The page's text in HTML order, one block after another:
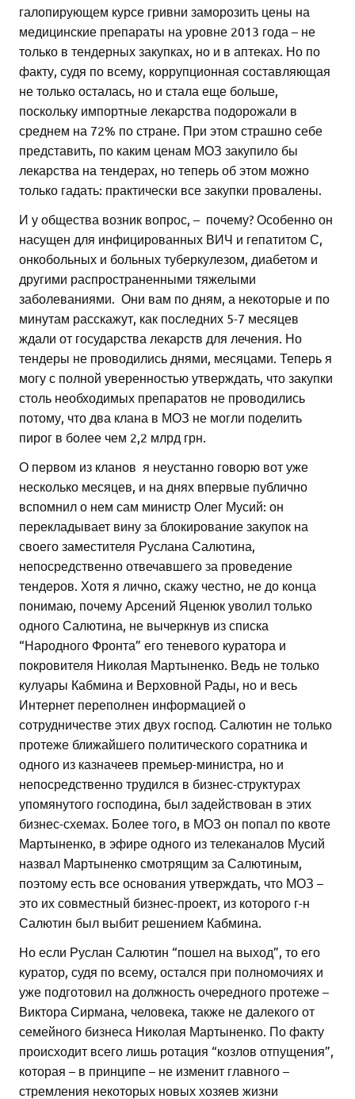
галопирующем курсе гривни заморозить цены на
медицинские препараты на уровне 2013 года – не
только в тендерных закупках, но и в аптеках. Но по
факту, судя по всему, коррупционная составляющая
не только осталась, но и стала еще больше,
поскольку импортные лекарства подорожали в
среднем на 72% по стране. При этом страшно себе
представить, по каким ценам МОЗ закупило бы
лекарства на тендерах, но теперь об этом можно
только гадать: практически все закупки провалены.
И у общества возник вопрос, – почему? Особенно он
насущен для инфицированных ВИЧ и гепатитом С,
онкобольных и больных туберкулезом, диабетом и
другими распространенными тяжелыми
заболеваниями. Они вам по дням, а некоторые и по
минутам расскажут, как последних 5-7 месяцев
ждали от государства лекарств для лечения. Но
тендеры не проводились днями, месяцами. Теперь я
могу с полной уверенностью утверждать, что закупки
столь необходимых препаратов не проводились
потому, что два клана в МОЗ не могли поделить
пирог в более чем 2,2 млрд грн.
О первом из кланов я неустанно говорю вот уже
несколько месяцев, и на днях впервые публично
вспомнил о нем сам министр Олег Мусий: он
перекладывает вину за блокирование закупок на
своего заместителя Руслана Салютина,
непосредственно отвечавшего за проведение
тендеров. Хотя я лично, скажу честно, не до конца
понимаю, почему Арсений Яценюк уволил только
одного Салютина, не вычеркнув из списка
“Народного Фронта” его теневого куратора и
покровителя Николая Мартыненко. Ведь не только
кулуары Кабмина и Верховной Рады, но и весь
Интернет переполнен информацией о
сотрудничестве этих двух господ. Салютин не только
протеже ближайшего политического соратника и
одного из казначеев премьер-министра, но и
непосредственно трудился в бизнес-структурах
упомянутого господина, был задействован в этих
бизнес-схемах. Более того, в МОЗ он попал по квоте
Мартыненко, в эфире одного из телеканалов Мусий
назвал Мартыненко смотрящим за Салютиным,
поэтому есть все основания утверждать, что МОЗ –
это их совместный бизнес-проект, из которого г-н
Салютин был выбит решением Кабмина.
Но если Руслан Салютин “пошел на выход”, то его
куратор, судя по всему, остался при полномочиях и
уже подготовил на должность очередного протеже –
Виктора Сирмана, человека, также не далекого от
семейного бизнеса Николая Мартыненко. По факту
происходит всего лишь ротация “козлов отпущения”,
которая – в принципе – не изменит главного –
стремления некоторых новых хозяев жизни